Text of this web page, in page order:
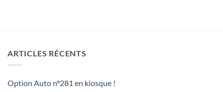
ARTICLES RÉCENTS
Option Auto n°281 en kiosque !